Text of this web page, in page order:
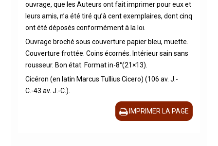
ouvrage, que les Auteurs ont fait imprimer pour eux et
leurs amis, n’a été tiré qu’à cent exemplaires, dont cinq
ont été déposés conformément à la loi.
Ouvrage broché sous couverture papier bleu, muette.
Couverture frottée. Coins écornés. Intérieur sain sans
rousseur. Bon état. Format in-8°(21×13).
Cicéron (en latin Marcus Tullius Cicero) (106 av. J.-
C.-43 av. J.-C.).
IMPRIMER LA PAGE